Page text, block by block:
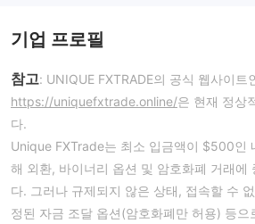
기업 프로필
참고: UNIQUE FXTRADE의 공식 웹사이트
https://uniquefxtrade.online/은 현재 정상
다.
Unique FXTrade는 최소 입금액이 $500인
해 외환, 바이너리 옵션 및 암호화폐 거래에
다. 그러나 규제되지 않은 상태, 접속할 수
정된 자금 조달 옵션(암호화폐만 허용) 등으